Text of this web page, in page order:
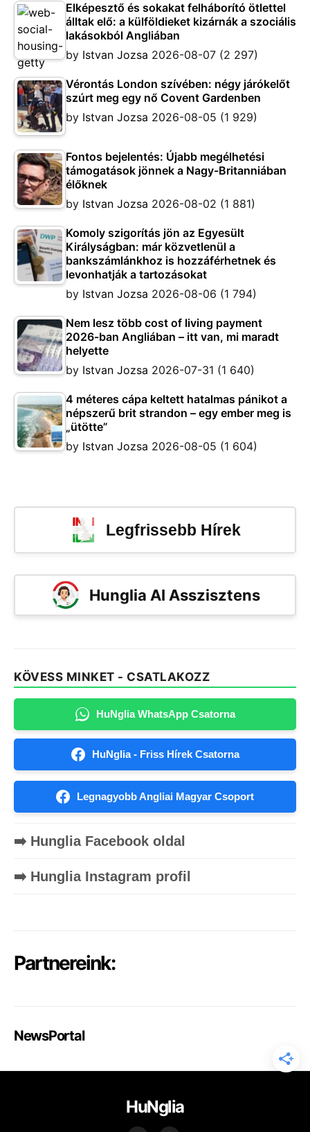
Elképesztő és sokakat felháborító ötlettel
álltak elő: a külföldieket kizárnák a szociális
lakásokból Angliában
by Istvan Jozsa 2026-08-07 (2 297)
Vérontás London szívében: négy járókelőt
szúrt meg egy nő Covent Gardenben
by Istvan Jozsa 2026-08-05 (1 929)
Fontos bejelentés: Újabb megélhetési
támogatások jönnek a Nagy-Britanniában
élőknek
by Istvan Jozsa 2026-08-02 (1 881)
Komoly szigorítás jön az Egyesült
Királyságban: már közvetlenül a
bankszámlánkhoz is hozzáférhetnek és
levonhatják a tartozásokat
by Istvan Jozsa 2026-08-06 (1 794)
Nem lesz több cost of living payment
2026-ban Angliában – itt van, mi maradt
helyette
by Istvan Jozsa 2026-07-31 (1 640)
4 méteres cápa keltett hatalmas pánikot a
népszerű brit strandon – egy ember meg is
„ütötte”
by Istvan Jozsa 2026-08-05 (1 604)
Legfrissebb Hírek
Hunglia AI Asszisztens
KÖVESS MINKET - CSATLAKOZZ
HuNglia WhatsApp Csatorna
HuNglia - Friss Hírek Csatorna
Legnagyobb Angliai Magyar Csoport
➡️ Hunglia Facebook oldal
➡️ Hunglia Instagram profil
Partnereink:
NewsPortal
HuNglia